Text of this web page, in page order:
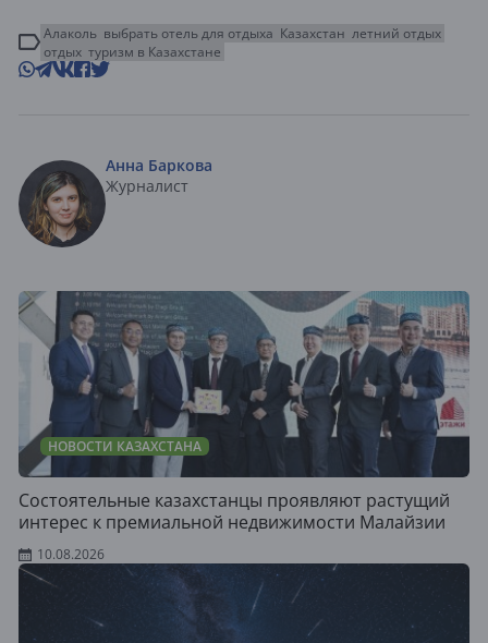
Алаколь выбрать отель для отдыха Казахстан летний отдых
отдых туризм в Казахстане
Анна Баркова
Журналист
НОВОСТИ КАЗАХСТАНА
Состоятельные казахстанцы проявляют растущий
интерес к премиальной недвижимости Малайзии
10.08.2026